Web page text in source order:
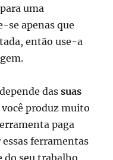
uma
se apenas que
então use-a
dassuas
você produz muito
paga
essas ferramentas
do seu trabalho,